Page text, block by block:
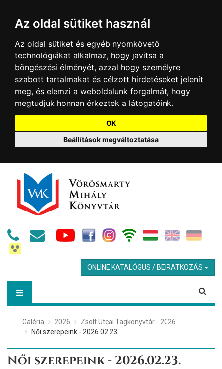
Az oldal sütiket használ
Az oldal sütiket és egyéb nyomkövető
technológiákat alkalmaz, hogy javítsa a
böngészési élményét, azzal hogy személyre
szabott tartalmakat és célzott hirdetéseket jelenít
meg, és elemzi a weboldalunk forgalmát, hogy
megtudjuk honnan érkeztek a látogatóink.
OK
Beállítások megváltoztatása
ONLINE KATALÓGUS / BEIRATKOZÁS
Galéria 2026
Zsolt Utcai Tagkönyvtár - 2026
Női szerepeink - 2026.02.23.
Női szerepeink - 2026.02.23.